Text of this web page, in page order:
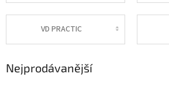
VD PRACTIC
Nejprodávanější